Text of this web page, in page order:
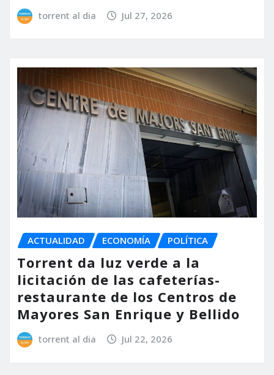
torrent al dia Jul 27, 2026
ACTUALIDAD ECONOMÍA POLÍTICA
Torrent da luz verde a la
licitación de las cafeterías-
restaurante de los Centros de
Mayores San Enrique y Bellido
torrent al dia Jul 22, 2026